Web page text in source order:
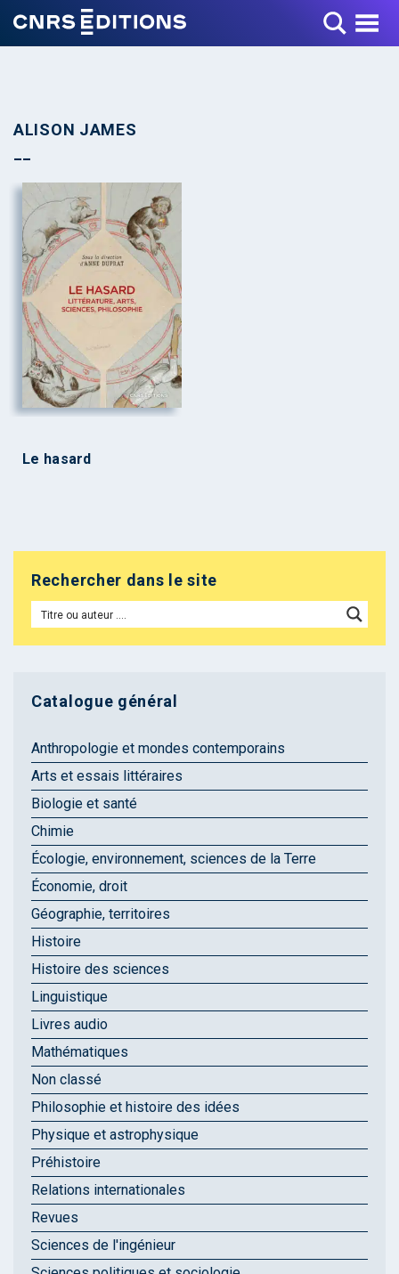
Toggle Menu
ALISON JAMES
Le hasard
Rechercher dans le site
Catalogue général
Anthropologie et mondes contemporains
Arts et essais littéraires
Biologie et santé
Chimie
Écologie, environnement, sciences de la Terre
Économie, droit
Géographie, territoires
Histoire
Histoire des sciences
Linguistique
Livres audio
Mathématiques
Non classé
Philosophie et histoire des idées
Physique et astrophysique
Préhistoire
Relations internationales
Revues
Sciences de l'ingénieur